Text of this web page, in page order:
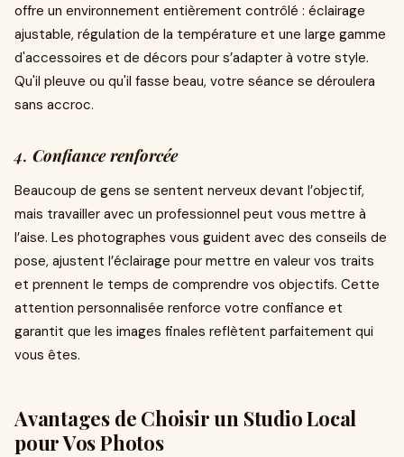
offre un environnement entièrement contrôlé : éclairage
ajustable, régulation de la température et une large gamme
d'accessoires et de décors pour s’adapter à votre style.
Qu'il pleuve ou qu'il fasse beau, votre séance se déroulera
sans accroc.
4. Confiance renforcée
Beaucoup de gens se sentent nerveux devant l’objectif,
mais travailler avec un professionnel peut vous mettre à
l’aise. Les photographes vous guident avec des conseils de
pose, ajustent l’éclairage pour mettre en valeur vos traits
et prennent le temps de comprendre vos objectifs. Cette
attention personnalisée renforce votre confiance et
garantit que les images finales reflètent parfaitement qui
vous êtes.
Avantages de Choisir un Studio Local
pour Vos Photos